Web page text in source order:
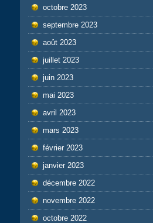
octobre 2023
septembre 2023
août 2023
juillet 2023
juin 2023
mai 2023
avril 2023
mars 2023
février 2023
janvier 2023
décembre 2022
novembre 2022
octobre 2022